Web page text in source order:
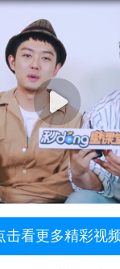
击看更多精彩视